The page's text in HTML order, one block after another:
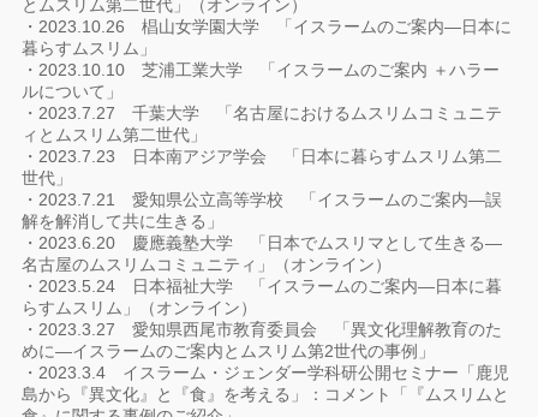
とムスリム第二世代」（オンライン）
・2023.10.26 椙山女学園大学 「イスラームのご案内―日本に
暮らすムスリム」
・2023.10.10 芝浦工業大学 「イスラームのご案内 ＋ハラー
ルについて」
・2023.7.27 千葉大学 「名古屋におけるムスリムコミュニテ
ィとムスリム第二世代」
・2023.7.23 日本南アジア学会 「日本に暮らすムスリム第二
世代」
・2023.7.21 愛知県公立高等学校 「イスラームのご案内―誤
解を解消して共に生きる」
・2023.6.20 慶應義塾大学 「日本でムスリマとして生きる―
名古屋のムスリムコミュニティ」（オンライン）
・2023.5.24 日本福祉大学 「イスラームのご案内―日本に暮
らすムスリム」（オンライン）
・2023.3.27 愛知県西尾市教育委員会 「異文化理解教育のた
めに―イスラームのご案内とムスリム第2世代の事例」
・2023.3.4 イスラーム・ジェンダー学科研公開セミナー「鹿児
島から『異文化』と『食』を考える」：コメント「『ムスリムと